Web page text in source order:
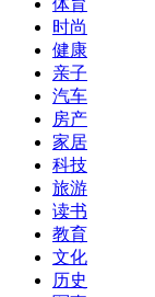
体育
时尚
健康
亲子
汽车
房产
家居
科技
旅游
读书
教育
文化
历史